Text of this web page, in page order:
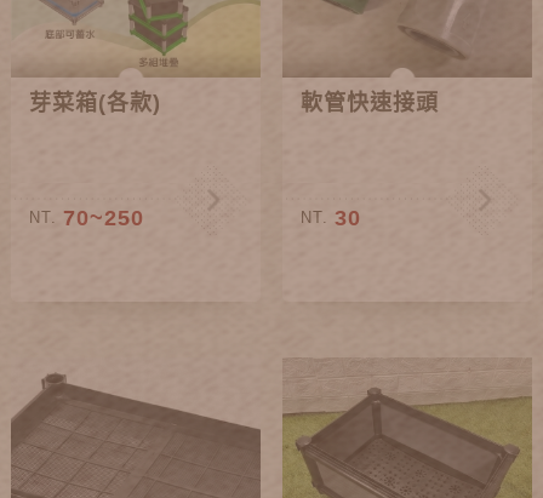
芽菜箱(各款)
NT. 70~250
軟管快速接頭
NT. 30